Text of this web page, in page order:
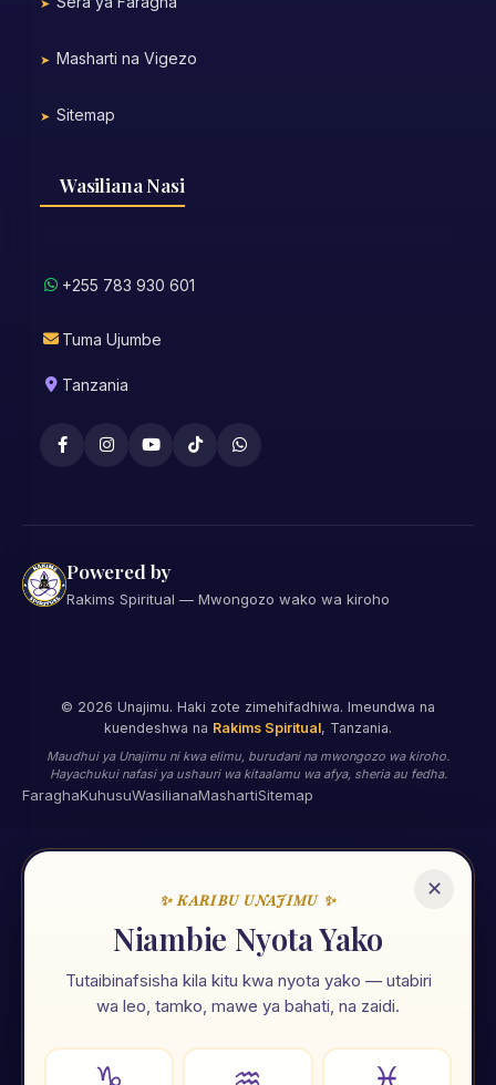
Masharti na Vigezo
Sitemap
Wasiliana Nasi
+255 783 930 601
Tuma Ujumbe
Tanzania
Powered by
Rakims Spiritual — Mwongozo wako wa kiroho
© 2026 Unajimu. Haki zote zimehifadhiwa. Imeundwa na
kuendeshwa na Rakims Spiritual, Tanzania.
Maudhui ya Unajimu ni kwa elimu, burudani na mwongozo wa kiroho.
Hayachukui nafasi ya ushauri wa kitaalamu wa afya, sheria au fedha.
FaraghaKuhusuWasilianaMashartiSitemap
✕
✨ KARIBU UNAJIMU ✨
Niambie Nyota Yako
Tutaibinafsisha kila kitu kwa nyota yako — utabiri
wa leo, tamko, mawe ya bahati, na zaidi.
🌟
Unajimu App
107 za kiroho. Zote kwa Kiswahili, zote mkononi mwako.